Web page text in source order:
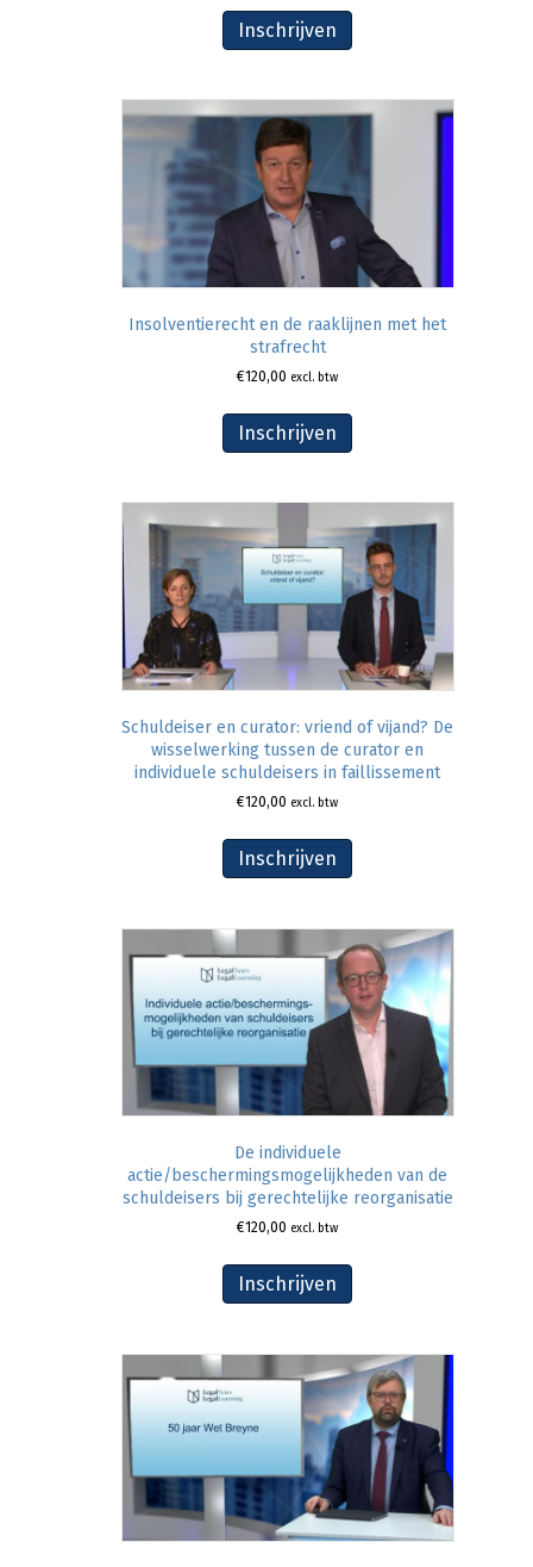
Inschrijven
Insolventierecht en de raaklijnen met het
strafrecht
€120,00 excl. btw
Inschrijven
Schuldeiser en curator: vriend of vijand? De
wisselwerking tussen de curator en
individuele schuldeisers in faillissement
€120,00 excl. btw
Inschrijven
De individuele
actie/beschermingsmogelijkheden van de
schuldeisers bij gerechtelijke reorganisatie
€120,00 excl. btw
Inschrijven